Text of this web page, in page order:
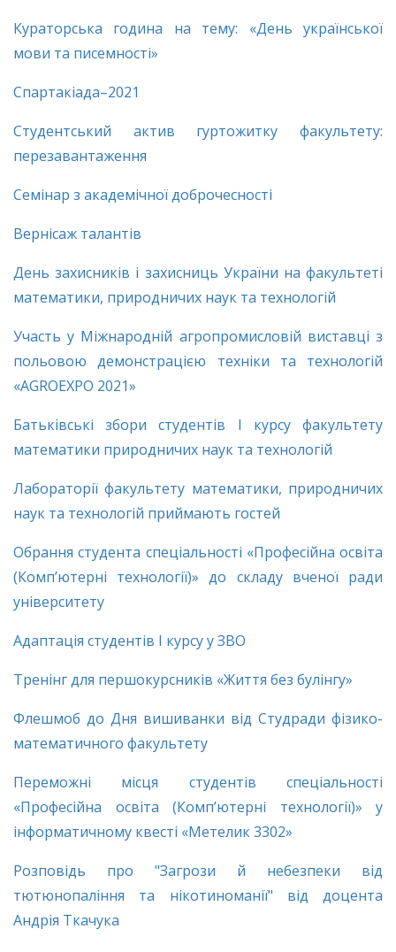
Кураторська година на тему: «День української
мови та писемності»
Спартакіада–2021
Студентський актив гуртожитку факультету:
перезавантаження
Семінар з академічної доброчесності
Вернісаж талантів
День захисників і захисниць України на факультеті
математики, природничих наук та технологій
Участь у Міжнародній агропромисловій виставці з
польовою демонстрацією техніки та технологій
«AGROEXPO 2021»
Батьківські збори студентів І курсу факультету
математики природничих наук та технологій
Лабораторії факультету математики, природничих
наук та технологій приймають гостей
Обрання студента спеціальності «Професійна освіта
(Комп’ютерні технології)» до складу вченої ради
університету
Адаптація студентів І курсу у ЗВО
Тренінг для першокурсників «Життя без булінгу»
Флешмоб до Дня вишиванки від Студради фізико-
математичного факультету
Переможні місця студентів спеціальності
«Професійна освіта (Комп’ютерні технології)» у
інформатичному квесті «Метелик 3302»
Розповідь про "Загрози й небезпеки від
тютюнопаління та нікотиноманії" від доцента
Андрія Ткачука